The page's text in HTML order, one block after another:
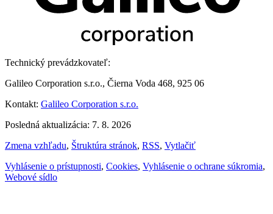
Technický prevádzkovateľ:
Galileo Corporation s.r.o., Čierna Voda 468, 925 06
Kontakt: Galileo Corporation s.r.o.
Posledná aktualizácia: 7. 8. 2026
Zmena vzhľadu, Štruktúra stránok, RSS, Vytlačiť
Vyhlásenie o prístupnosti, Cookies, Vyhlásenie o ochrane súkromia,
Webové sídlo